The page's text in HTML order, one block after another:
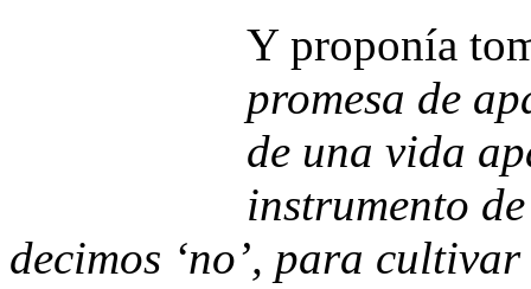
Y proponía
promesa de
de una vida
instrumento
decimos ‘no’, para